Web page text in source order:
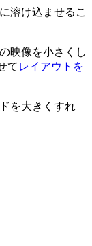
溶け込ませるこ
映像を小さくし
て レイアウトを
を大きくすれ